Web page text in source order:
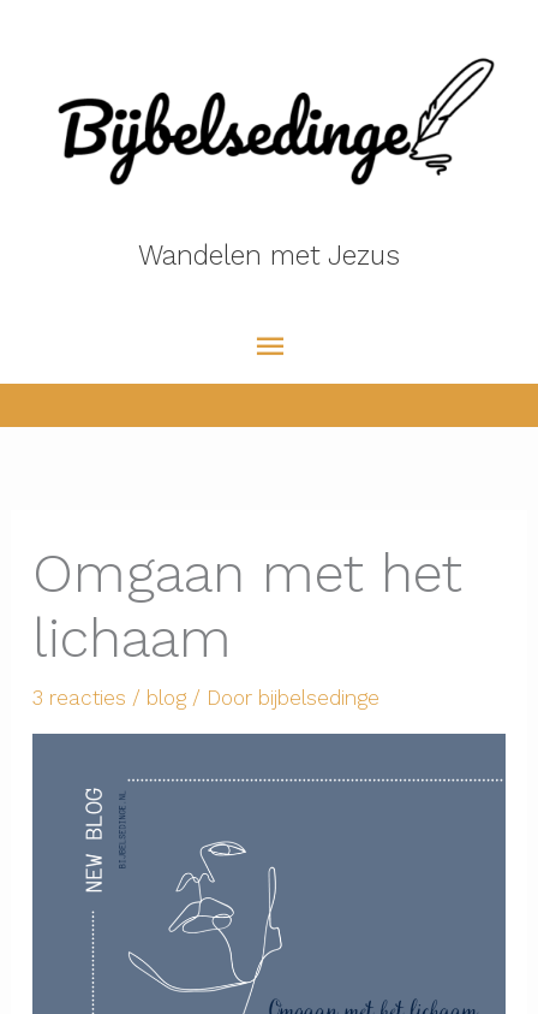
inhoud
Wandelen met Jezus
Hoofdmenu
Omgaan met het
lichaam
3 reacties / blog/ Door bijbelsedinge